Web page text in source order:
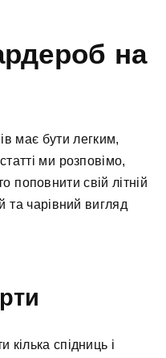
на
має бути легким,
ми розповімо,
поповнити свій літній
та чарівний вигляд
спідниць і